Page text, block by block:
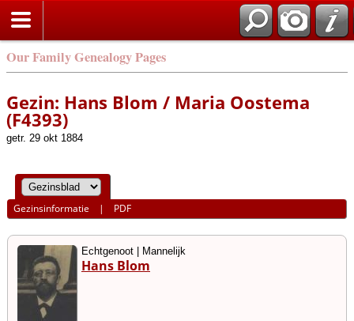
Our Family Genealogy Pages
Gezin: Hans Blom / Maria Oostema
(F4393)
getr. 29 okt 1884
Gezinsinformatie | PDF
Echtgenoot | Mannelijk
Hans Blom